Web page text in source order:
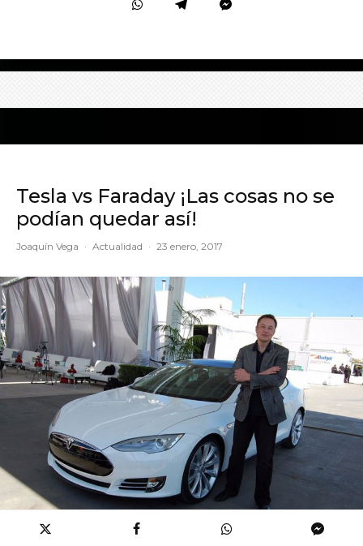
Tesla vs Faraday ¡Las cosas no se
podían quedar así!
Joaquín Vega · Actualidad · 23 enero, 2017